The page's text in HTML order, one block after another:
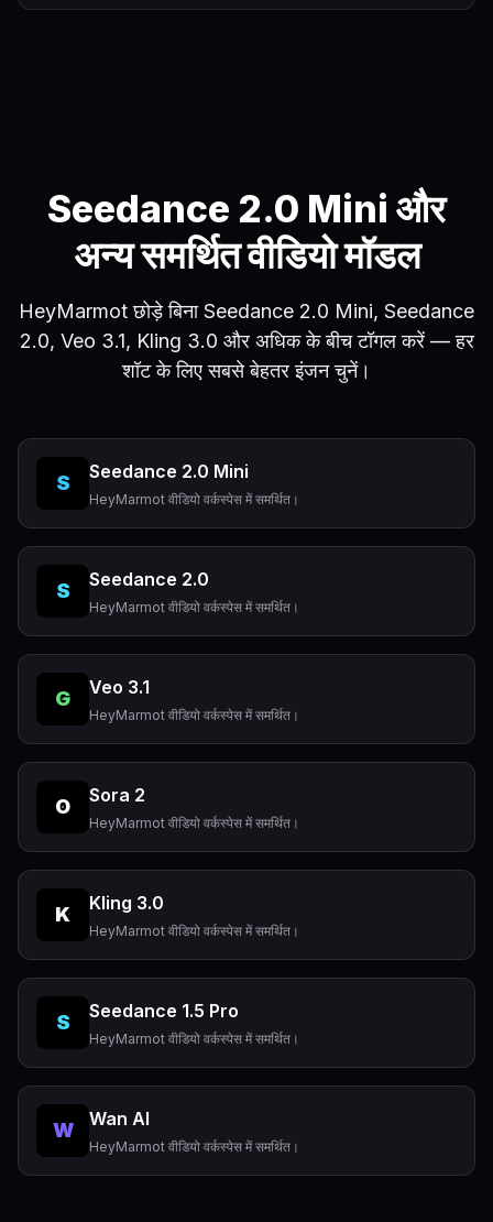
Seedance 2.0 Mini और
अन्य समर्थित वीडियो मॉडल
HeyMarmot छोड़े बिना Seedance 2.0 Mini, Seedance
2.0, Veo 3.1, Kling 3.0 और अधिक के बीच टॉगल करें — हर
शॉट के लिए सबसे बेहतर इंजन चुनें।
S
Seedance 2.0 Mini
HeyMarmot वीडियो वर्कस्पेस में समर्थित।
S
Seedance 2.0
HeyMarmot वीडियो वर्कस्पेस में समर्थित।
G
Veo 3.1
HeyMarmot वीडियो वर्कस्पेस में समर्थित।
O
Sora 2
HeyMarmot वीडियो वर्कस्पेस में समर्थित।
K
Kling 3.0
HeyMarmot वीडियो वर्कस्पेस में समर्थित।
S
Seedance 1.5 Pro
HeyMarmot वीडियो वर्कस्पेस में समर्थित।
W
Wan AI
HeyMarmot वीडियो वर्कस्पेस में समर्थित।